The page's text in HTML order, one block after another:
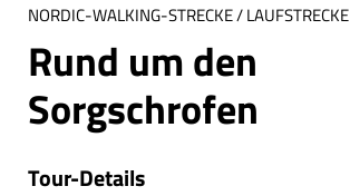
NORDIC-WALKING-STRECKE / LAUFSTRECKE
Rund um den
Sorgschrofen
Tour-Details